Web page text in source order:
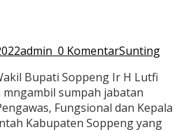
admin 0 KomentarSunting
Bupati Soppeng Ir H Lutfi
sumpah jabatan
Fungsional dan Kepala
Kabupaten Soppeng yang